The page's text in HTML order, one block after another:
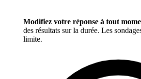
Modifiez votre réponse à tout
des résultats sur la durée. Les
limite.